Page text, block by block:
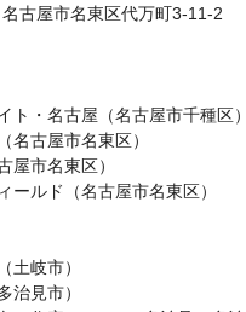
古屋市名東区代万町3-11-2
ト・名古屋（名古屋市千種区）
名古屋市名東区）
屋市名東区）
ールド（名古屋市名東区）
土岐市）
治見市）